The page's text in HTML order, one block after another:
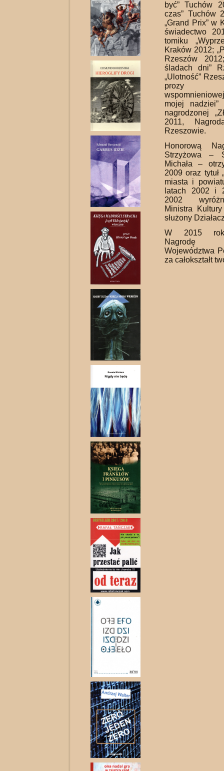
być” Tuchów
czas” Tuchów
„Grand Prix” w
świadectwo
tomiku
Kraków 2012;
Rzeszów
śladach dni”
„Ulotność”
prozy
mojej nadziei”
nagrodzonej
2011,
Rzeszowie.
Honorową
Strzyżowa –
Michała –
2009 oraz tytuł
miasta i
latach 2002 i
2002
Ministra
służony
W 2015
Nagrodę
Województwa
za całokształt